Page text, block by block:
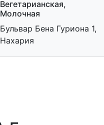
Вегетарианская,
Молочная
Бульвар Бена Гуриона 1,
Нахария